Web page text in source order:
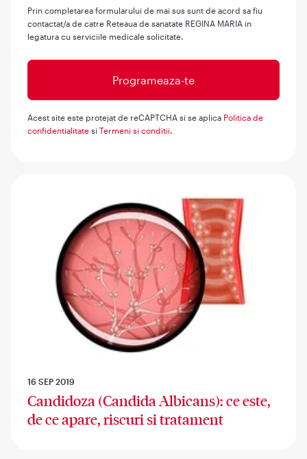
Prin completarea formularului de mai sus sunt de acord sa fiu
contactat/a de catre Reteaua de sanatate REGINA MARIA in
legatura cu serviciile medicale solicitate.
Acest site este protejat de reCAPTCHA si se aplica Politica de
confidentialitate si Termeni si conditii.
16 SEP 2019
Candidoza (Candida Albicans): ce este,
de ce apare, riscuri si tratament